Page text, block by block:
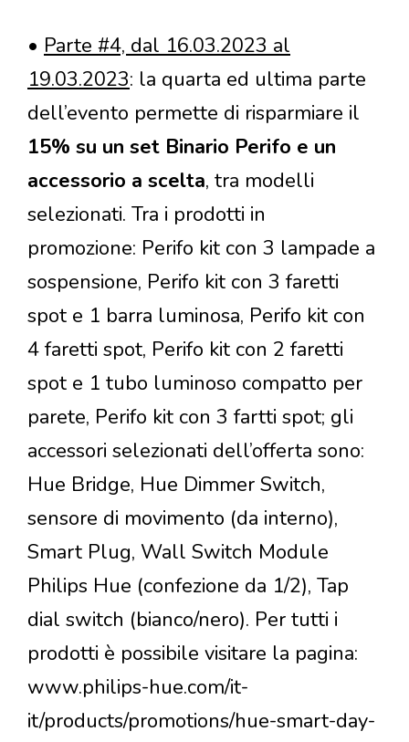
• Parte #4, dal 16.03.2023 al
19.03.2023: la quarta ed ultima parte
dell’evento permette di risparmiare il
15% su un set Binario Perifo e un
accessorio a scelta, tra modelli
selezionati. Tra i prodotti in
promozione: Perifo kit con 3 lampade a
sospensione, Perifo kit con 3 faretti
spot e 1 barra luminosa, Perifo kit con
4 faretti spot, Perifo kit con 2 faretti
spot e 1 tubo luminoso compatto per
parete, Perifo kit con 3 fartti spot; gli
accessori selezionati dell’offerta sono:
Hue Bridge, Hue Dimmer Switch,
sensore di movimento (da interno),
Smart Plug, Wall Switch Module
Philips Hue (confezione da 1/2), Tap
dial switch (bianco/nero). Per tutti i
prodotti è possibile visitare la pagina:
www.philips-hue.com/it-
it/products/promotions/hue-smart-day-